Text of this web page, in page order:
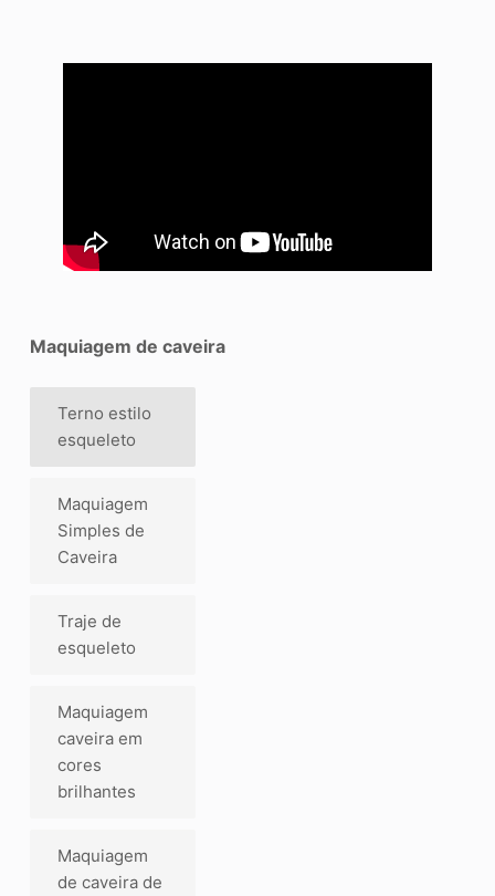
Maquiagem de caveira
Terno estilo
esqueleto
Maquiagem
Simples de
Caveira
Traje de
esqueleto
Maquiagem
caveira em
cores
brilhantes
Maquiagem
de caveira de